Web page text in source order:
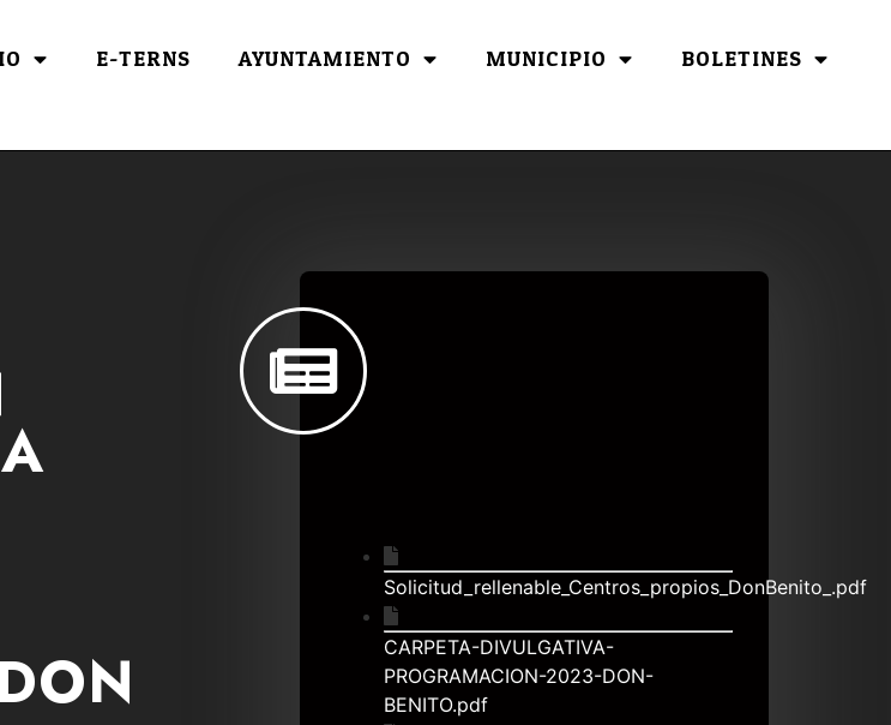
E-TERNS AYUNTAMIENTO MUNICIPIO BOLETINES
Solicitud_rellenable_Centros_propios_DonBenito_.pdf
CARPETA-DIVULGATIVA-
PROGRAMACION-2023-DON-
BENITO.pdf